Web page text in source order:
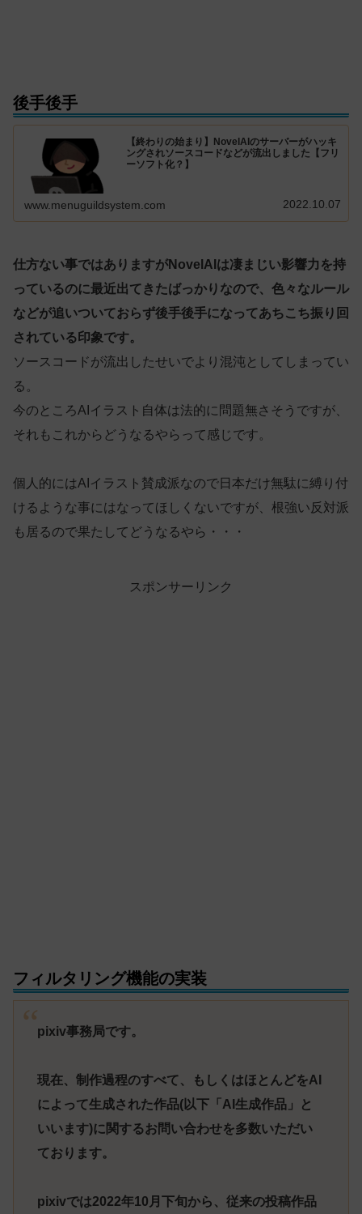
後手後手
【終わりの始まり】NovelAIのサーバーがハッキ
ングされソースコードなどが流出しました【フリ
ーソフト化？】
www.menuguildsystem.com 2022.10.07
仕方ない事ではありますがNovelAIは凄まじい影響力を持
っているのに最近出てきたばっかりなので、色々なルール
などが追いついておらず後手後手になってあちこち振り回
されている印象です。
ソースコードが流出したせいでより混沌としてしまってい
る。
今のところAIイラスト自体は法的に問題無さそうですが、
それもこれからどうなるやらって感じです。
個人的にはAIイラスト賛成派なので日本だけ無駄に縛り付
けるような事にはなってほしくないですが、根強い反対派
も居るので果たしてどうなるやら・・・
スポンサーリンク
フィルタリング機能の実装
pixiv事務局です。
現在、制作過程のすべて、もしくはほとんどをAI
によって生成された作品(以下「AI生成作品」と
いいます)に関するお問い合わせを多数いただい
ております。
pixivでは2022年10月下旬から、従来の投稿作品